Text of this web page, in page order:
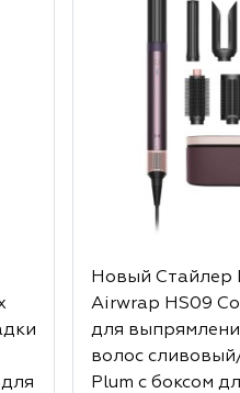
Новый Стайлер
Airwrap HS09
для
волос
Plum с боксом